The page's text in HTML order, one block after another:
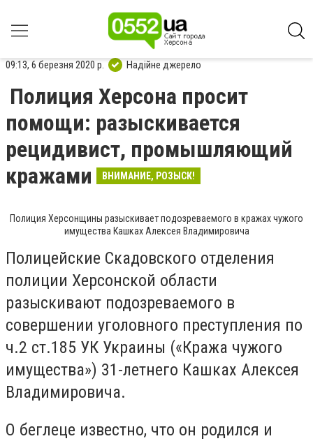
09:13, 6 березня 2020 р. Надійне джерело
Полиция Херсона просит
помощи: разыскивается
рецидивист, промышляющий
кражами
ВНИМАНИЕ, РОЗЫСК!
Полиция Херсонщины разыскивает подозреваемого в кражах чужого
имущества Кашках Алексея Владимировича
Полицейские Скадовского отделения
полиции Херсонской области
разыскивают подозреваемого в
совершении уголовного преступления по
ч.2 ст.185 УК Украины («Кража чужого
имущества») 31-летнего Кашках Алексея
Владимировича.
О беглеце известно, что он родился и